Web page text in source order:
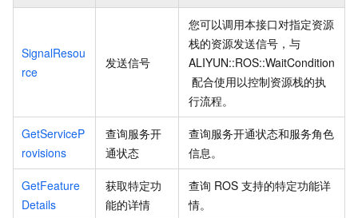
SignalResou
rce
发送信号
您可以调用本接口对指定资源
栈的资源发送信号，与
ALIYUN::ROS::WaitCondition
配合使用以控制资源栈的执
行流程。
GetServiceP
rovisions
查询服务开
通状态
查询服务开通状态和服务角色
信息。
GetFeature
Details
获取特定功
能的详情
查询 ROS 支持的特定功能详
情。